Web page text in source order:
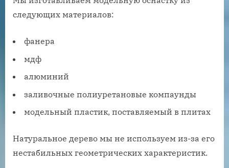
следующих материалов:
фанера
мдф
алюминий
заливочные полиуретановые компаунды
модельный пластик, поставляемый в плитах
Натуральное дерево мы не используем из-за его
нестабильных геометрических характеристик.